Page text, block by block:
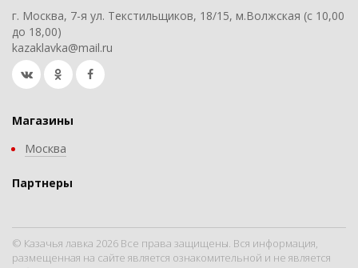
г. Москва, 7-я ул. Текстильщиков, 18/15, м.Волжская (с 10,00
до 18,00)
kazaklavka@mail.ru
Магазины
Москва
Партнеры
© Казачья лавка 2026 Все права защищены. Вся информация,
размещенная на сайте является ознакомительной и не является